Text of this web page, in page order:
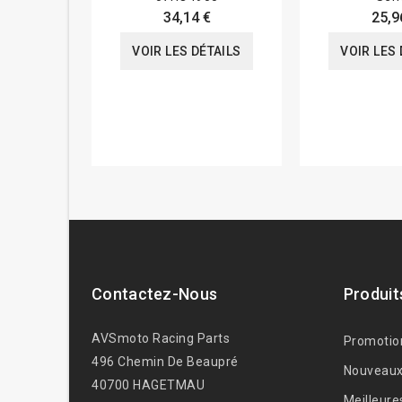
34,14 €
VOIR LES DÉTAILS VOIR LES
Contactez-Nous
AVSmoto Racing Parts
496 Chemin De Beaupré
40700 HAGETMAU